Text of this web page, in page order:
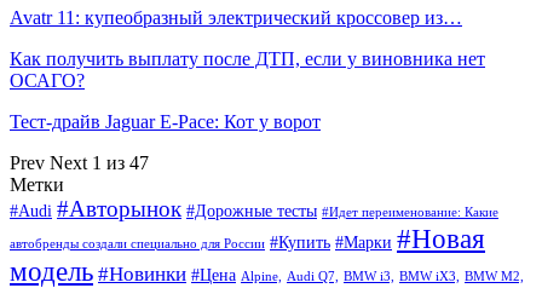
Avatr 11: купеобразный электрический кроссовер из…
Как получить выплату после ДТП, если у виновника нет
ОСАГО?
Тест-драйв Jaguar E-Pace: Кот у ворот
Prev Next 1 из 47
Метки
#Audi #Авторынок #Дорожные тесты #Идет переименование: Какие
автобренды создали специально для России #Купить #Марки #Новая
модель #Новинки #Цена Alpine, Audi Q7, BMW i3, BMW iX3,
BMW M2,